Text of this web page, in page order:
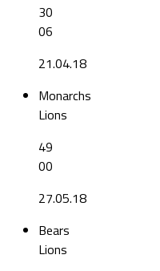
30
06
21.04.18
Monarchs
Lions
49
00
27.05.18
Bears
Lions